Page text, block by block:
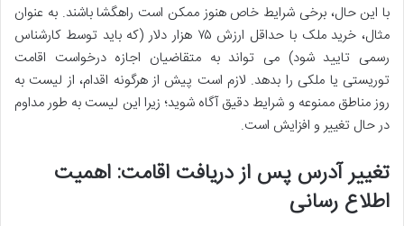
با این حال، برخی شرایط خاص هنوز ممکن است راهگشا باشند. به عنوان
مثال، خرید ملک با حداقل ارزش ۷۵ هزار دلار (که باید توسط کارشناس
رسمی تایید شود) می تواند به متقاضیان اجازه درخواست اقامت
توریستی یا ملکی را بدهد. لازم است پیش از هرگونه اقدام، از لیست به
روز مناطق ممنوعه و شرایط دقیق آگاه شوید؛ زیرا این لیست به طور مداوم
در حال تغییر و افزایش است.
تغییر آدرس پس از دریافت اقامت: اهمیت
اطلاع رسانی